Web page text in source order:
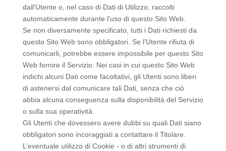
dall'Utente o, nel caso di Dati di Utilizzo, raccolti
automaticamente durante l'uso di questo Sito Web.
Se non diversamente specificato, tutti i Dati richiesti da
questo Sito Web sono obbligatori. Se l’Utente rifiuta di
comunicarli, potrebbe essere impossibile per questo Sito
Web fornire il Servizio. Nei casi in cui questo Sito Web
indichi alcuni Dati come facoltativi, gli Utenti sono liberi
di astenersi dal comunicare tali Dati, senza che ciò
abbia alcuna conseguenza sulla disponibilità del Servizio
o sulla sua operatività.
Gli Utenti che dovessero avere dubbi su quali Dati siano
obbligatori sono incoraggiati a contattare il Titolare.
L’eventuale utilizzo di Cookie - o di altri strumenti di